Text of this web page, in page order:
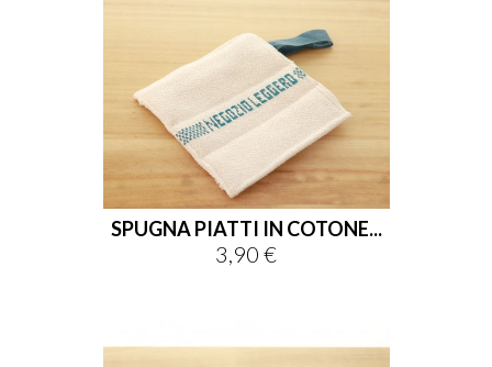
SPUGNA PIATTI IN COTONE...
Prezzo
3,90 €